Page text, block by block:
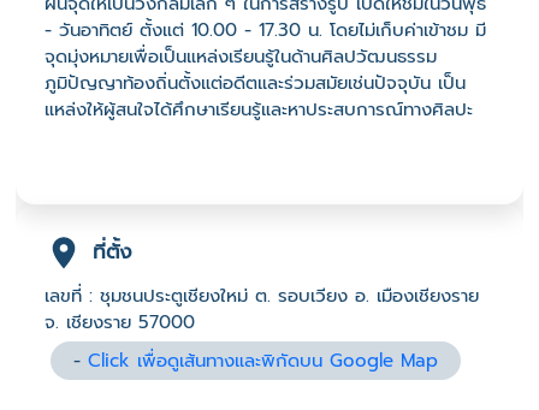
- วันอาทิตย์ ตั้งแต่ 10.00 - 17.30 น. โดยไม่เก็บค่าเข้าชม มี
จุดมุ่งหมายเพื่อเป็นแหล่งเรียนรู้ในด้านศิลปวัฒนธรรม
ภูมิปัญญาท้องถิ่นตั้งแต่อดีตและร่วมสมัยเช่นปัจจุบัน เป็น
แหล่งให้ผู้สนใจได้ศึกษาเรียนรู้และหาประสบการณ์ทางศิลปะ
ที่ตั้ง
เลขที่ : ชุมชนประตูเชียงใหม่ ต. รอบเวียง อ. เมืองเชียงราย
จ. เชียงราย 57000
-Click เพื่อดูเส้นทางและพิกัดบน Google Map